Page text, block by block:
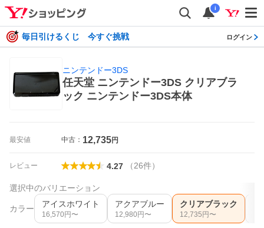
i
毎日引けるくじ 今すぐ挑戦 ログイン
ニンテンドー3DS
任天堂 ニンテンドー3DS クリアブラ
ック ニンテンドー3DS本体
最安値 中古： 12,735円
レビュー 4.27 （26件）
選択中のバリエーション
カラー アイスホワイト
16,570 円〜
アクアブルー
12,980 円〜
クリアブラック
12,735 円〜